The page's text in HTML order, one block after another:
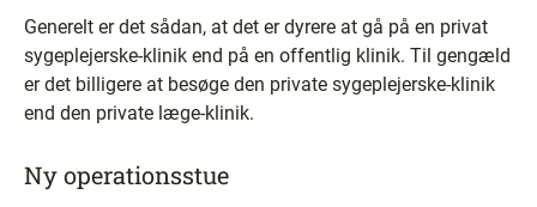
Generelt er det sådan, at det er dyrere at gå på en privat
sygeplejerske-klinik end på en offentlig klinik. Til gengæld
er det billigere at besøge den private sygeplejerske-klinik
end den private læge-klinik.
Ny operationsstue